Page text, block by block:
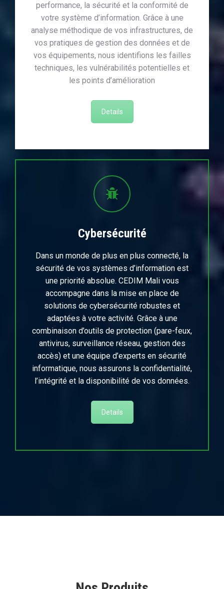
performance, la sécurité et la conformité de
votre système d’information. Grâce à une
analyse méthodique de vos infrastructures, de
vos pratiques de gestion des données et de
vos équipements, nous identifions les failles
techniques, les vulnérabilités potentielles et
les points d’amélioration
Details
Cybersécurité
Dans un monde de plus en plus connecté, la
sécurité de vos systèmes d’information est
une priorité absolue. CEDIM Mali vous
accompagne dans la mise en place de
solutions de cybersécurité robustes et
adaptées à votre activité. Grâce à une
combinaison d’outils de protection (pare-feux,
antivirus, surveillance réseau, gestion des
accès) et une équipe d’experts en sécurité
informatique, nous assurons la confidentialité,
l’intégrité et la disponibilité de vos données.
Details